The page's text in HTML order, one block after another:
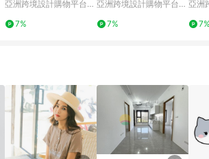
亞洲跨境設計購物平台
7%
亞洲跨境設計購物平台
7%
亞洲